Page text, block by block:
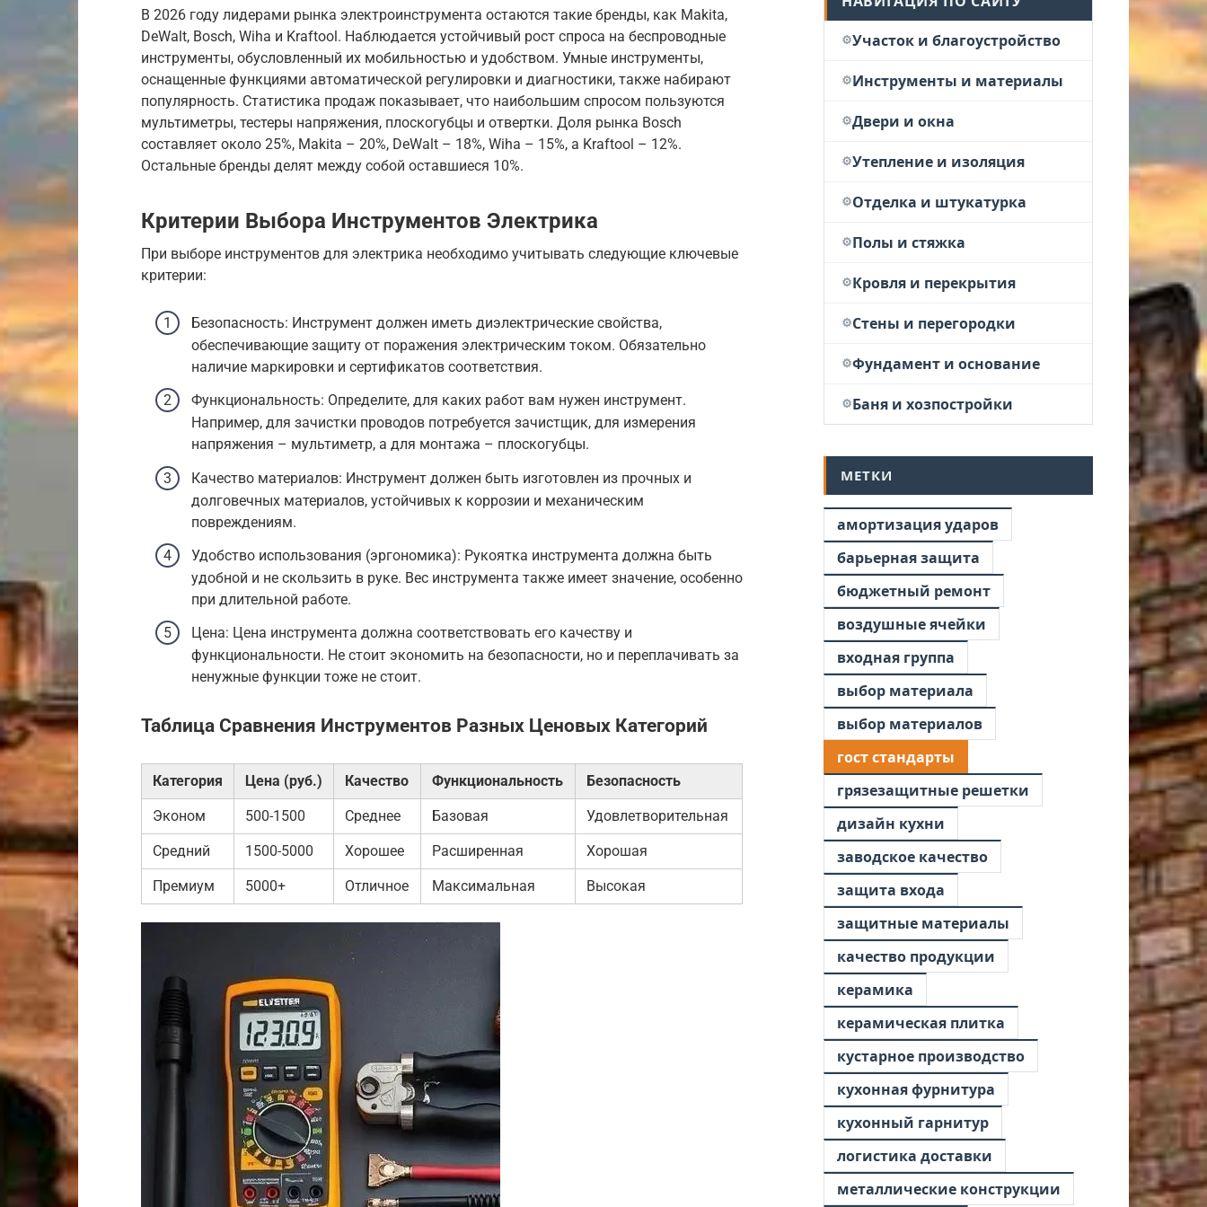
В 2026 году лидерами рынка электроинструмента остаются такие бренды, как Makita,
DeWalt, Bosch, Wiha и Kraftool. Наблюдается устойчивый рост спроса на беспроводные
инструменты, обусловленный их мобильностью и удобством. Умные инструменты,
оснащенные функциями автоматической регулировки и диагностики, также набирают
популярность. Статистика продаж показывает, что наибольшим спросом пользуются
мультиметры, тестеры напряжения, плоскогубцы и отвертки. Доля рынка Bosch
составляет около 25%, Makita – 20%, DeWalt – 18%, Wiha – 15%, а Kraftool – 12%.
Остальные бренды делят между собой оставшиеся 10%.
Критерии Выбора Инструментов Электрика
При выборе инструментов для электрика необходимо учитывать следующие ключевые
критерии:
Безопасность: Инструмент должен иметь диэлектрические свойства,
обеспечивающие защиту от поражения электрическим током. Обязательно
наличие маркировки и сертификатов соответствия.
Функциональность: Определите, для каких работ вам нужен инструмент.
Например, для зачистки проводов потребуется зачистщик, для измерения
напряжения – мультиметр, а для монтажа – плоскогубцы.
Качество материалов: Инструмент должен быть изготовлен из прочных и
долговечных материалов, устойчивых к коррозии и механическим
повреждениям.
Удобство использования (эргономика): Рукоятка инструмента должна быть
удобной и не скользить в руке. Вес инструмента также имеет значение, особенно
при длительной работе.
Цена: Цена инструмента должна соответствовать его качеству и
функциональности. Не стоит экономить на безопасности, но и переплачивать за
ненужные функции тоже не стоит.
Таблица Сравнения Инструментов Разных Ценовых Категорий
Категория Цена (руб.) Качество Функциональность Безопасность
Эконом 500-1500 Среднее Базовая Удовлетворительная
Средний 1500-5000 Хорошее Расширенная Хорошая
Премиум 5000+ Отличное Максимальная Высокая
Участок и благоустройство
Инструменты и материалы
Двери и окна
Утепление и изоляция
Отделка и штукатурка
Полы и стяжка
Кровля и перекрытия
Стены и перегородки
Фундамент и основание
Баня и хозпостройки
МЕТКИ
амортизация ударов
барьерная защита
бюджетный ремонт
воздушные ячейки
входная группа
выбор материала
выбор материалов
гост стандарты
грязезащитные решетки
дизайн кухни
заводское качество
защита входа
защитные материалы
качество продукции
керамика
керамическая плитка
кустарное производство
кухонная фурнитура
кухонный гарнитур
логистика доставки
металлические конструкции